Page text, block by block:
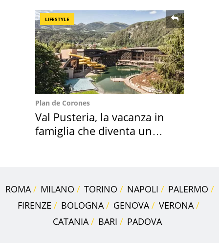
LIFESTYLE
Plan de Corones
Val Pusteria, la vacanza in
famiglia che diventa un
ROMA MILANO TORINO NAPOLI
PALERMO
FIRENZE
BOLOGNA GENOVA
VERONA
CATANIA
BARI PADOVA